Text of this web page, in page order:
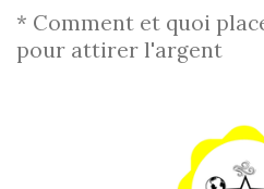
* Comment et quoi
pour attirer l'argent